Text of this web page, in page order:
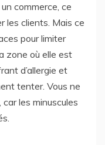
commerce, ce
les clients. Mais ce
pour limiter
zone où elle est
d’allergie et
tenter. Vous ne
les minuscules